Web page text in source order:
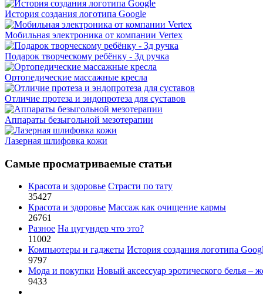
История создания логотипа Google
Мобильная электроника от компании Vertex
Подарок творческому ребёнку - 3д ручка
Ортопедические массажные кресла
Отличие протеза и эндопротеза для суставов
Аппараты безыгольной мезотерапии
Лазерная шлифовка кожи
Самые просматриваемые статьи
Красота и здоровье Страсти по тату
35427
Красота и здоровье Массаж как очищение кармы
26761
Разное На цугундер что это?
11002
Компьютеры и гаджеты История создания логотипа
9797
Мода и покупки Новый аксессуар эротического белья –
9433